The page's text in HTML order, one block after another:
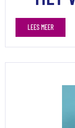
LEES MEER